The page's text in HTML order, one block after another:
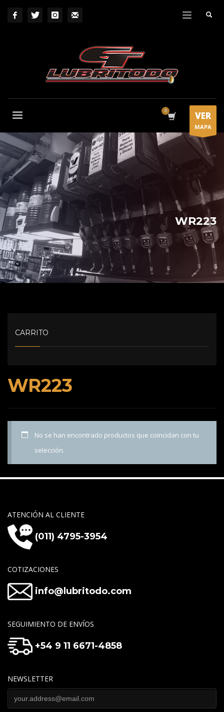
VER
MAPA
WR223
WR223
No se han encontrado productos que coincidan con tu
selección.
CARRITO
ATENCIÓN AL CLIENTE
(011) 4795-3954
COTIZACIONES
info@lubritodo.com
SEGUIMIENTO DE ENVÍOS
+54 9 11 6671-4858
NEWSLETTER